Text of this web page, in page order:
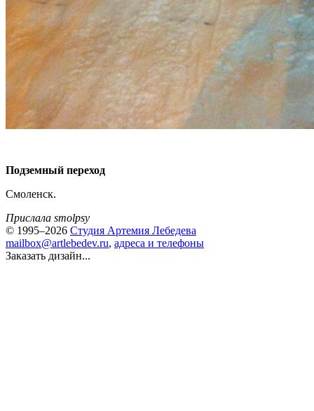
Подземный переход
Смоленск.
Прислала smolpsy
© 1995–2026 Студия Артемия Лебедева
mailbox@artlebedev.ru, адреса и телефоны
Заказать дизайн...